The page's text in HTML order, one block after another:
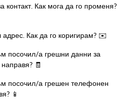
контакт. Как мога да го променя?
Как да го коригирам? ✉️
посочил/а грешни данни за
🧾
посочил/а грешен телефонен
📱